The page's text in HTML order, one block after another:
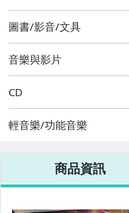
圖書/影音/文具
音樂與影片
CD
輕音樂/功能音樂
商品資訊